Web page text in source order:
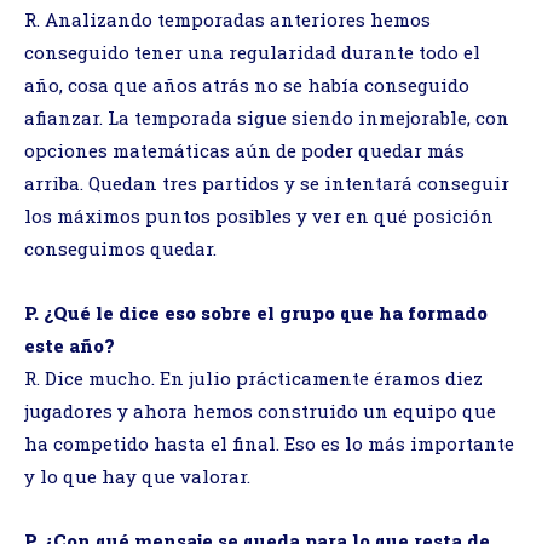
R. Analizando temporadas anteriores hemos
conseguido tener una regularidad durante todo el
año, cosa que años atrás no se había conseguido
afianzar. La temporada sigue siendo inmejorable, con
opciones matemáticas aún de poder quedar más
arriba. Quedan tres partidos y se intentará conseguir
los máximos puntos posibles y ver en qué posición
conseguimos quedar.
P. ¿Qué le dice eso sobre el grupo que ha formado
este año?
R. Dice mucho. En julio prácticamente éramos diez
jugadores y ahora hemos construido un equipo que
ha competido hasta el final. Eso es lo más importante
y lo que hay que valorar.